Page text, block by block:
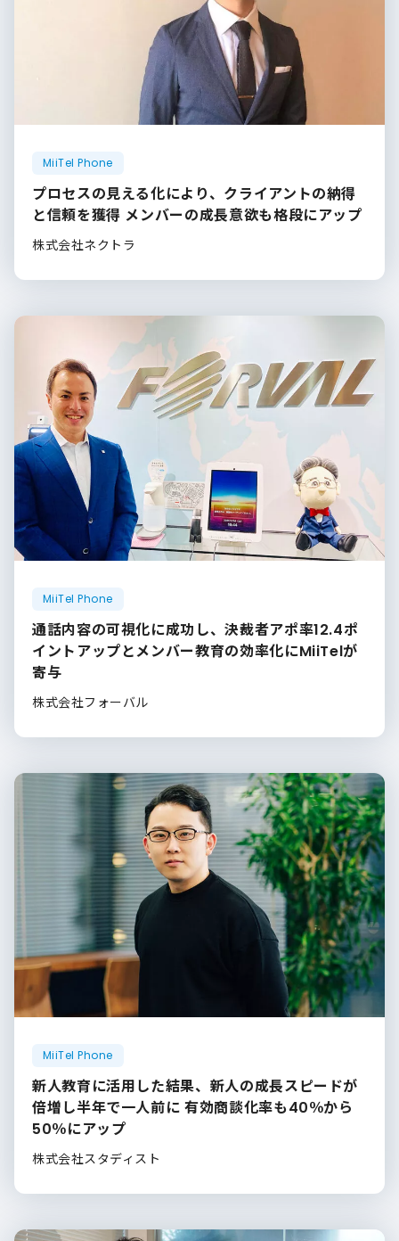
MiiTel Phone
プロセスの見える化により、クライアントの納得
と信頼を獲得 メンバーの成長意欲も格段にアップ
株式会社ネクトラ
MiiTel Phone
通話内容の可視化に成功し、決裁者アポ率12.4ポ
イントアップとメンバー教育の効率化にMiiTelが
寄与
株式会社フォーバル
MiiTel Phone
新人教育に活用した結果、新人の成長スピードが
倍増し半年で一人前に 有効商談化率も40％から
50％にアップ
株式会社スタディスト